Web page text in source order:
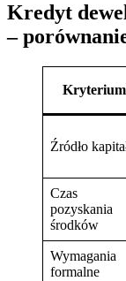
Kredyt
–
Kryterium
Źródło
Czas
pozyskania
środków
Wymagania
formalne